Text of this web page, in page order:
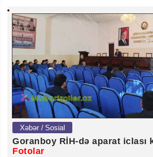
Xəbər / Sosial
Goranboy RİH-də aparat iclası
Fotolar